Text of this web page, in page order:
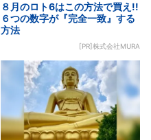
８月のロト6はこの方法で買え!!
６つの数字が『完全一致』する
方法
[PR]株式会社MURA